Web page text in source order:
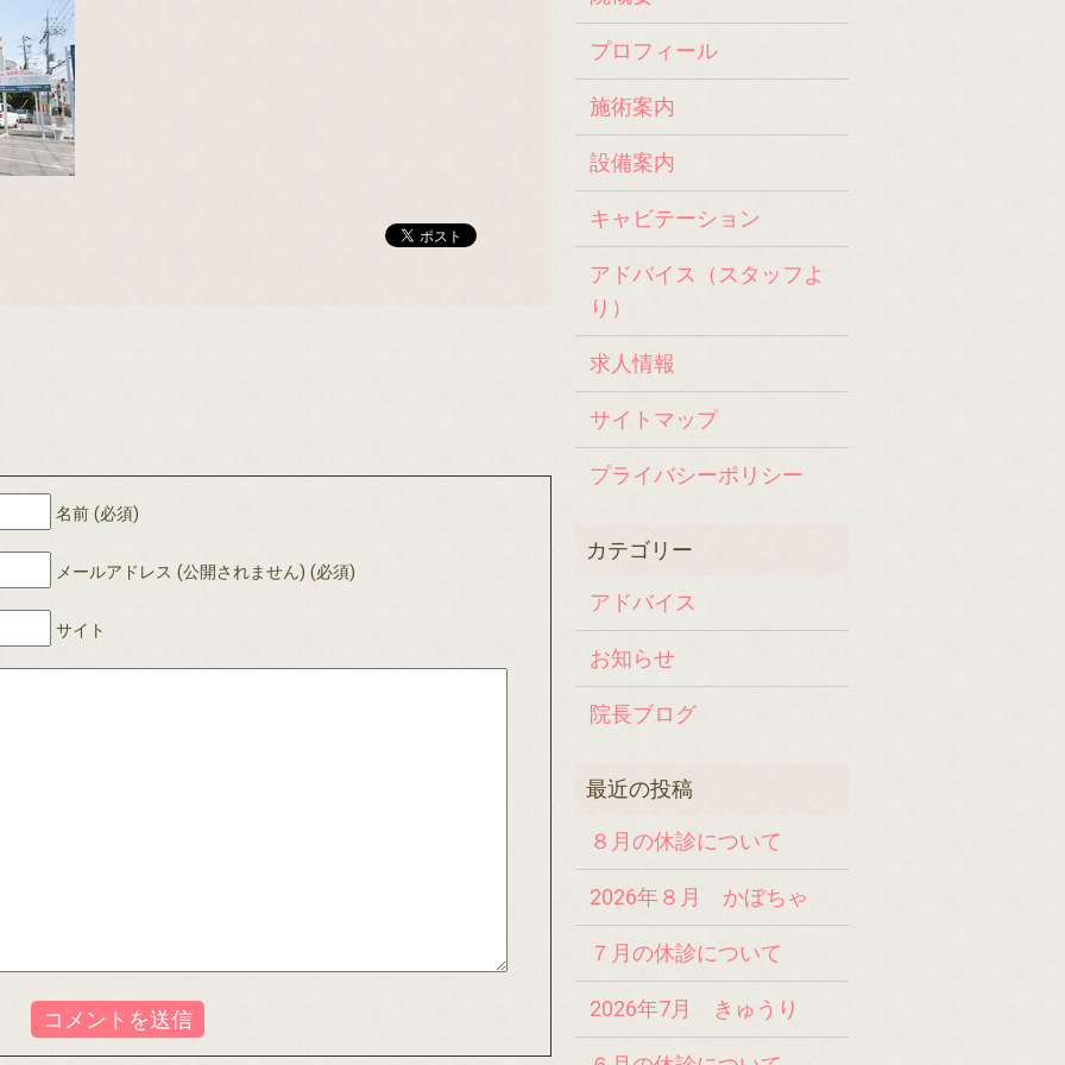
名前 (必須)
メールアドレス (公開されません) (必須)
サイト
プロフィール
施術案内
設備案内
キャビテーション
アドバイス（スタッフよ
り）
求人情報
サイトマップ
プライバシーポリシー
アドバイス
お知らせ
院長ブログ
８月の休診について
2026年８月 かぼちゃ
７月の休診について
2026年7月 きゅうり